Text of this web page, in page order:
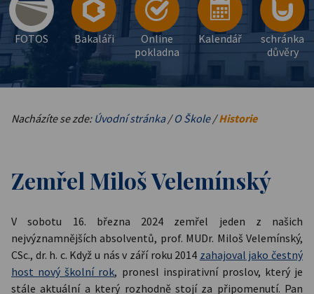
FOTOS Bakaláři
Online
pokladna
Kalendář
schránka
důvěry
Nacházíte se zde: Úvodní stránka/O Škole/Historie
Zemřel Miloš Velemínský
V sobotu 16. března 2024 zemřel jeden z našich
nejvýznamnějších absolventů, prof. MUDr. Miloš Velemínský,
CSc., dr. h. c. Když u nás v září roku 2014 zahajoval jako čestný
host nový školní rok, pronesl inspirativní proslov, který je
stále aktuální a který rozhodně stojí za připomenutí. Pan